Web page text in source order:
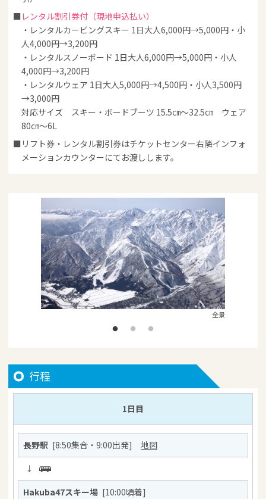
レンタル割引券付（現地申込払い）
・レンタルカービングスキー 1日大人6,000円→5,000円・小
人4,000円→3,200円
・レンタルスノーボード 1日大人6,000円→5,000円・小人
4,000円→3,200円
・レンタルウェア 1日大人5,000円→4,500円・小人3,500円
→3,000円
対応サイズ スキー・ボードブーツ 15.5㎝～32.5㎝ ウェア
80㎝～6L
リフト券・レンタル割引券はチケットセンター右隣インフォ
メーションカウンターにてお渡しします。
全景
行程
1日目
長野駅 [8:50集合・9:00出発] 地図
↓
Hakuba47スキー場 [10:00頃着]